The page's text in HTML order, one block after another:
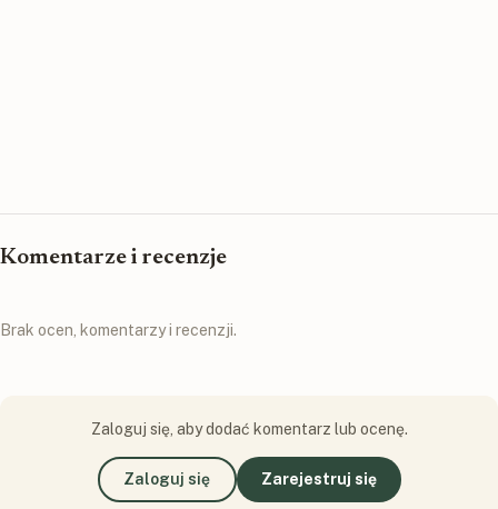
Komentarze i recenzje
Brak ocen, komentarzy i recenzji.
Zaloguj się, aby dodać komentarz lub ocenę.
Zaloguj się Zarejestruj się